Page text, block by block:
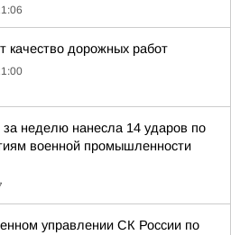
качество дорожных работ
неделю нанесла 14 ударов по
военной промышленности
управлении СК России по